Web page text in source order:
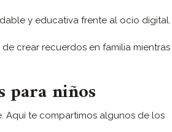
y educativa frente al ocio digital.
crear recuerdos en familia
para niños
Aquí te compartimos algunos de los